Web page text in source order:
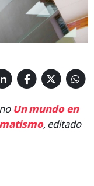
Un mundo en
, editado